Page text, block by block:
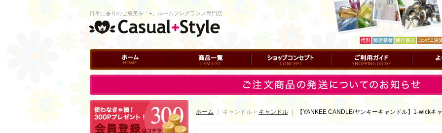
ホーム 商品一覧 ショップコンセプト ご利用ガイド よくある
日常に香りのご褒美を「+」ルームフレグランス専門店
ログイン ホーム ｜ キャンドル > キャンドル 【YANKEE CANDLE/ヤンキーキャンドル】1-wickキ